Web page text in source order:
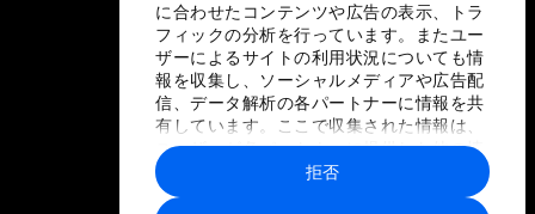
に合わせたコンテンツや広告の表示、トラ
フィックの分析を行っています。またユー
ザーによるサイトの利用状況についても情
報を収集し、ソーシャルメディアや広告配
信、データ解析の各パートナーに情報を共
有しています。ここで収集された情報は、
ユーザーが各パートナーに提供した他の情
報や各パートナーのサービスを使用した際
に収集された情報と組み合わされ、各パー
拒否